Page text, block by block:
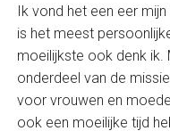
Ik vond het een eer
is het meest
moeilijkste ook denk ik.
onderdeel van de
voor vrouwen en
ook een moeilijke tijd